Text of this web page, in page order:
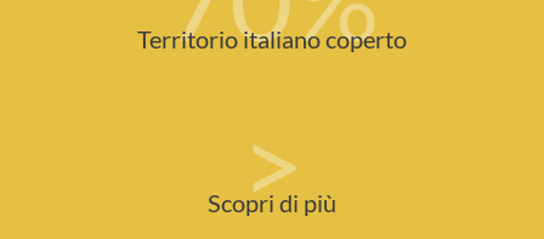
Territorio italiano coperto
>
Scopri di più